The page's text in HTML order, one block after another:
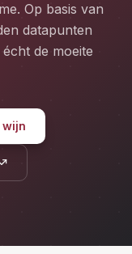
Op basis van
datapunten
de moeite